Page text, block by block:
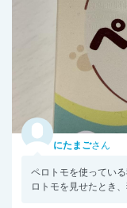
にたまごさん
ペロトモを使ってい
ロトモを見せたとき